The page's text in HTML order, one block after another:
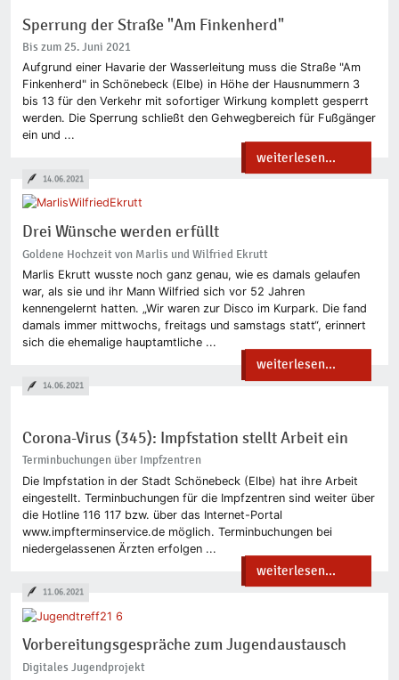
Sperrung der Straße "Am Finkenherd"
Bis zum 25. Juni 2021
Aufgrund einer Havarie der Wasserleitung muss die Straße "Am
Finkenherd" in Schönebeck (Elbe) in Höhe der Hausnummern 3
bis 13 für den Verkehr mit sofortiger Wirkung komplett gesperrt
werden. Die Sperrung schließt den Gehwegbereich für Fußgänger
ein und ...
weiterlesen...
Drei Wünsche werden erfüllt
Goldene Hochzeit von Marlis und Wilfried Ekrutt
Marlis Ekrutt wusste noch ganz genau, wie es damals gelaufen
war, als sie und ihr Mann Wilfried sich vor 52 Jahren
kennengelernt hatten. „Wir waren zur Disco im Kurpark. Die fand
damals immer mittwochs, freitags und samstags statt“, erinnert
sich die ehemalige hauptamtliche ...
weiterlesen...
14.06.2021
Corona-Virus (345): Impfstation stellt Arbeit ein
Terminbuchungen über Impfzentren
Die Impfstation in der Stadt Schönebeck (Elbe) hat ihre Arbeit
eingestellt. Terminbuchungen für die Impfzentren sind weiter über
die Hotline 116 117 bzw. über das Internet-​Portal
www.impfterminservice.de möglich. Terminbuchungen bei
niedergelassenen Ärzten erfolgen ...
weiterlesen...
14.06.2021
Vorbereitungsgespräche zum Jugendaustausch
Digitales Jugendprojekt
11.06.2021